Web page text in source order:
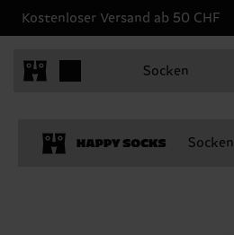
Kostenloser Versand ab 50 CHF
Socken
Socken